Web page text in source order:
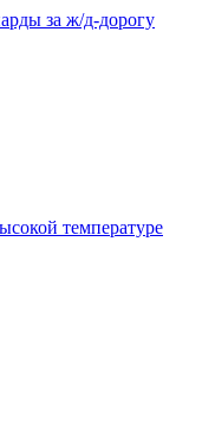
за ж/д-дорогу
температуре